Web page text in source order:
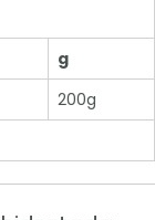
g
200g